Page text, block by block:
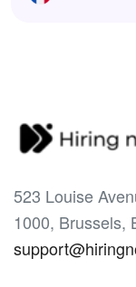
523 Louise
1000, Brussels,